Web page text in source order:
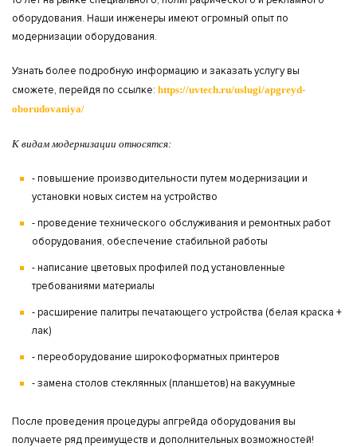
оборудования. Наши инженеры имеют огромный опыт по
модернизации оборудования.
Узнать более подробную информацию и заказать услугу вы
сможете, перейдя по ссылке: https://uvtech.ru/uslugi/apgreyd-
oborudovaniya/
К видам модернизации относятся:
- повышение производительности путем модернизации и
установки новых систем на устройство
- проведение технического обслуживания и ремонтных работ
оборудования, обеспечение стабильной работы
- написание цветовых профилей под установленные
требованиями материалы
- расширение палитры печатающего устройства (белая краска +
лак)
- переоборудование широкоформатных принтеров
- замена столов стеклянных (планшетов) на вакуумные
После проведения процедуры апгрейда оборудования вы
получаете ряд преимуществ и дополнительных возможностей!